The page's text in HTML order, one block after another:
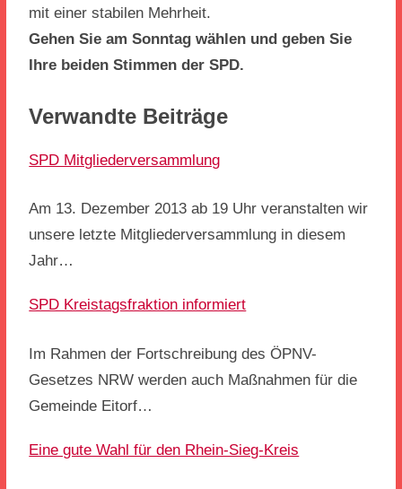
mit einer stabilen Mehrheit.
Gehen Sie am Sonntag wählen und geben Sie
Ihre beiden Stimmen der SPD.
Verwandte Beiträge
SPD Mitgliederversammlung
Am 13. Dezember 2013 ab 19 Uhr veranstalten wir
unsere letzte Mitgliederversammlung in diesem
Jahr…
SPD Kreistagsfraktion informiert
Im Rahmen der Fortschreibung des ÖPNV-
Gesetzes NRW werden auch Maßnahmen für die
Gemeinde Eitorf…
Eine gute Wahl für den Rhein-Sieg-Kreis